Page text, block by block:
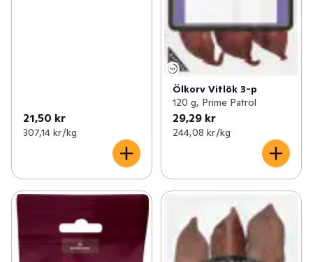
21,50 kr
307,14 kr /kg
Ölkorv Vitlök 3-p
120 g, Prime Patrol
29,29 kr
244,08 kr /kg